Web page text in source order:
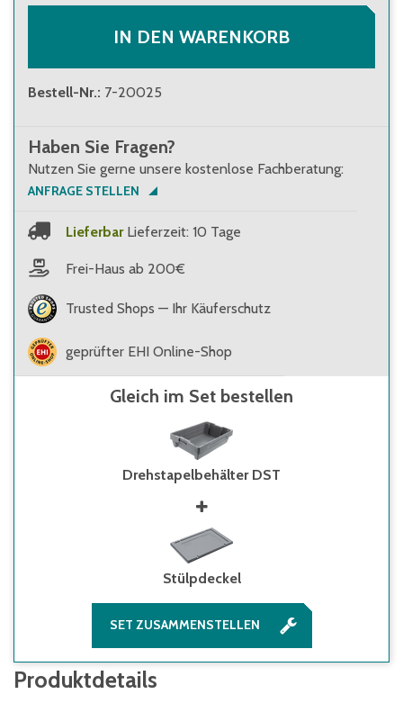
IN DEN WARENKORB
Bestell-Nr.: 7-20025
Haben Sie Fragen?
Nutzen Sie gerne unsere kostenlose Fachberatung:
ANFRAGE STELLEN
Lieferbar Lieferzeit: 10 Tage
Frei-Haus ab 200€
Trusted Shops — Ihr Käuferschutz
geprüfter EHI Online-Shop
Gleich im Set bestellen
Drehstapelbehälter DST
Stülpdeckel
SET ZUSAMMENSTELLEN
Produktdetails